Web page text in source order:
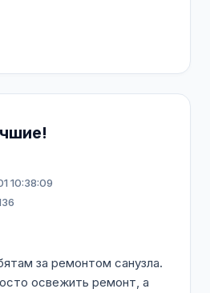
10:38:09
за ремонтом санузла.
освежить ремонт, а